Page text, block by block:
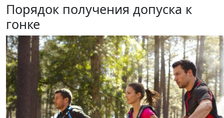
Порядок получения допуска к
гонке